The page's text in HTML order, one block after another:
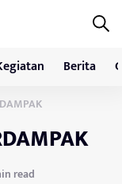
Berita
read